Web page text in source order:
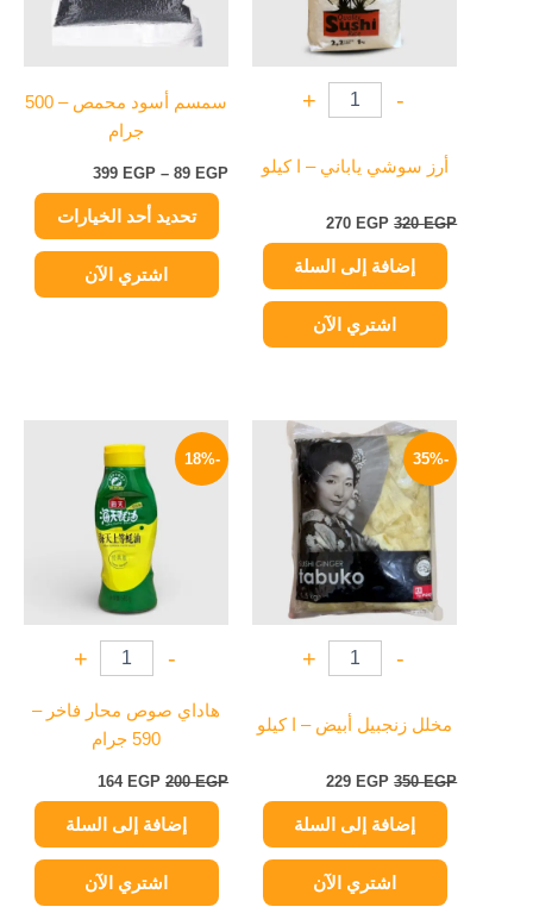
-
+
أرز سوشي ياباني – ا كيلو
320EGP
270 EGP
إضافة إلى السلة
اشتري الآن
سمسم أسود محمص – 500
جرام
89 EGP
–
399 EGP
تحديد أحد الخيارات
المنتج.
اختيار
صفحة
المنتج
اشتري الآن
-35%
-
+
مخلل زنجبيل أبيض – ا كيلو
350EGP
السعر
الأصلي
هو:
350 EGP.
229 EGP
السعر
الحالي
هو:
229 EGP.
إضافة إلى السلة
اشتري الآن
-18%
-
+
هاداي صوص محار فاخر –
590 جرام
200EGP
الأصلي
هو:
200 EGP.
164 EGP
164 EGP.
إضافة إلى السلة
اشتري الآن